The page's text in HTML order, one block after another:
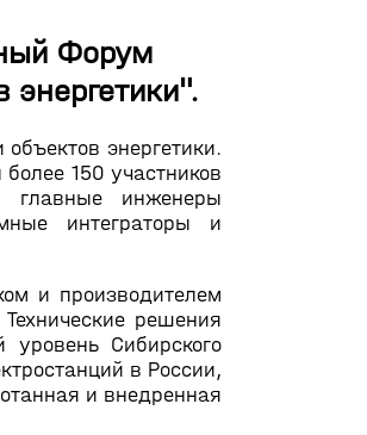
Форум
энергетики.
150 участников
главные инженеры
интеграторы и
и производителем
решения
уровень Сибирского
в России,
и внедренная